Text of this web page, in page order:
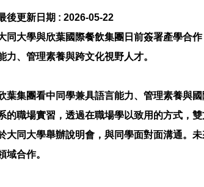
後更新日期 : 2026-05-22
同大學與欣葉國際餐飲集團日前簽署產學合
力、管理素養與跨文化視野人才。
葉集團看中同學兼具語言能力、管理素養與
的職場實習，透過在職場學以致用的方式，
大同大學舉辦說明會，與同學面對面溝通。
域合作。